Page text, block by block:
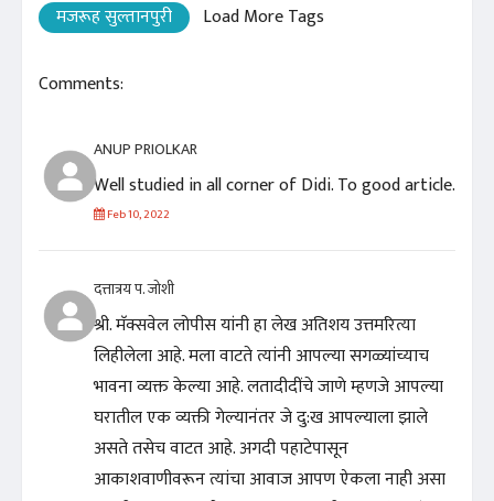
मजरूह सुल्तानपुरी
Load More Tags
Comments:
ANUP PRIOLKAR
Well studied in all corner of Didi. To good article.
Feb 10, 2022
दत्तात्रय प. जोशी
श्री. मॅक्सवेल लोपीस यांनी हा लेख अतिशय उत्तमरित्या
लिहीलेला आहे. मला वाटते त्यांनी आपल्या सगळ्यांच्याच
भावना व्यक्त केल्या आहे. लतादीदींचे जाणे म्हणजे आपल्या
घरातील एक व्यक्ती गेल्यानंतर जे दु:ख आपल्याला झाले
असते तसेच वाटत आहे. अगदी पहाटेपासून
आकाशवाणीवरून त्यांचा आवाज आपण ऐकला नाही असा